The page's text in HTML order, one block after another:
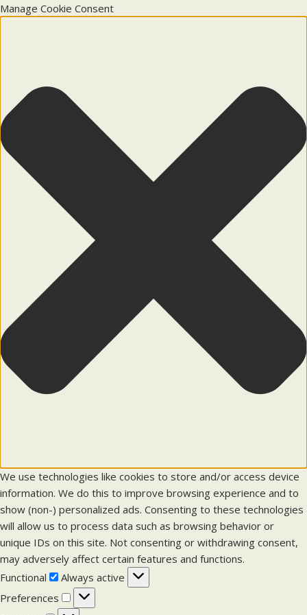
Manage Cookie Consent
We use technologies like cookies to store and/or access device
information. We do this to improve browsing experience and to
show (non-) personalized ads. Consenting to these technologies
will allow us to process data such as browsing behavior or
unique IDs on this site. Not consenting or withdrawing consent,
may adversely affect certain features and functions.
Functional
F
u
n
Always active
Preferences
P
r